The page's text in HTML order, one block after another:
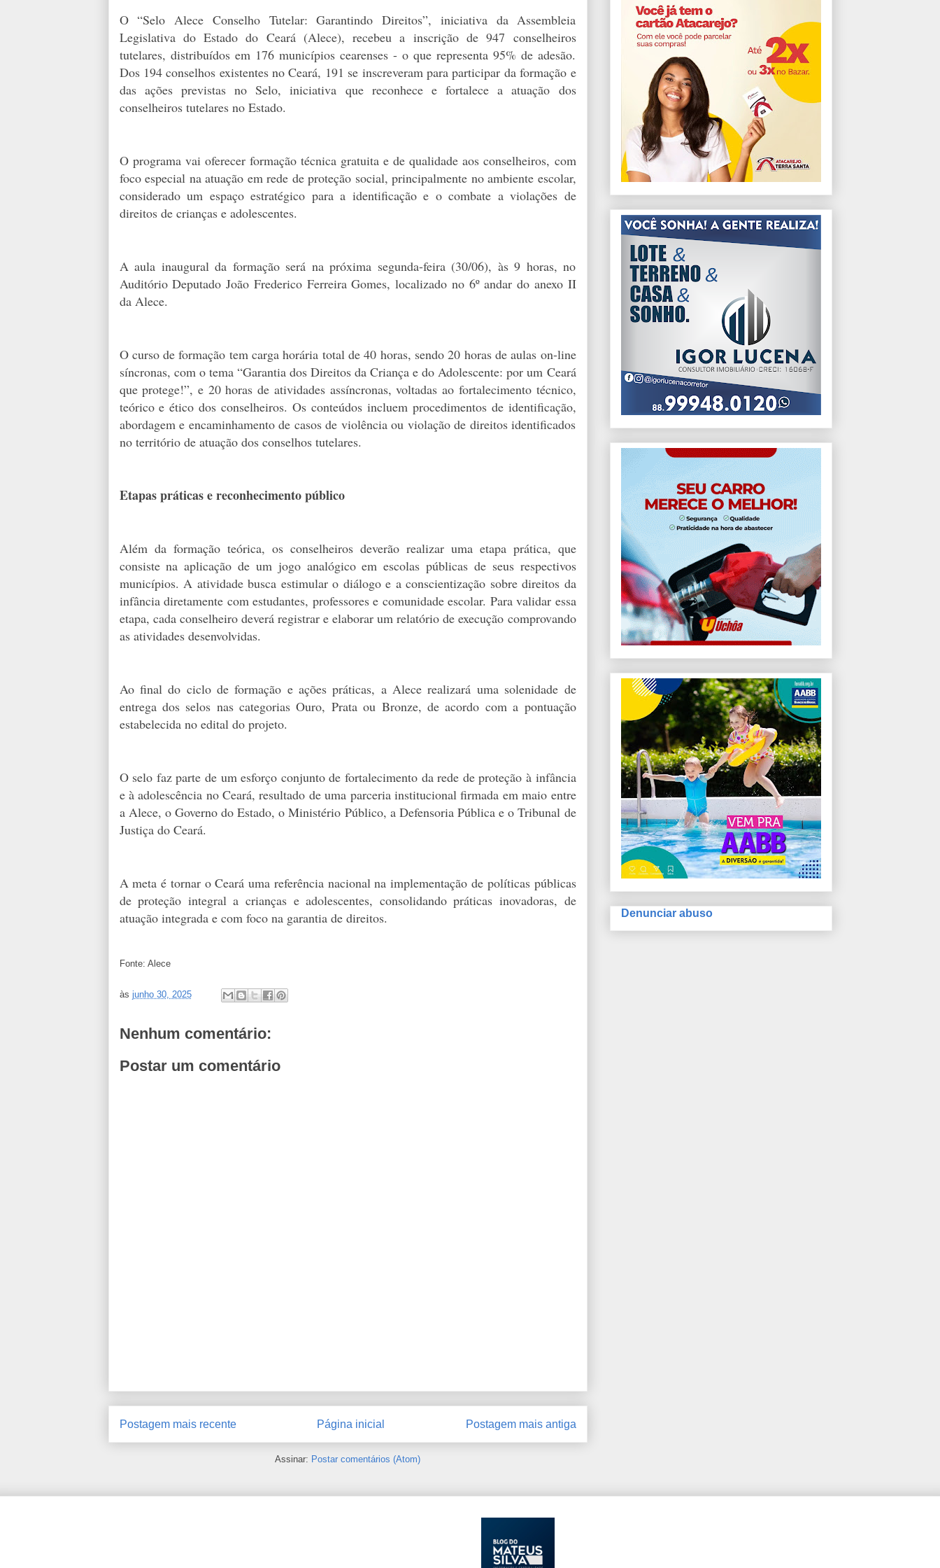
O “Selo Alece Conselho Tutelar: Garantindo Direitos”, iniciativa da Assembleia
Legislativa do Estado do Ceará (Alece), recebeu a inscrição de 947 conselheiros
tutelares, distribuídos em 176 municípios cearenses - o que representa 95% de adesão.
Dos 194 conselhos existentes no Ceará, 191 se inscreveram para participar da formação e
das ações previstas no Selo, iniciativa que reconhece e fortalece a atuação dos
conselheiros tutelares no Estado.
O programa vai oferecer formação técnica gratuita e de qualidade aos conselheiros, com
foco especial na atuação em rede de proteção social, principalmente no ambiente escolar,
considerado um espaço estratégico para a identificação e o combate a violações de
direitos de crianças e adolescentes.
A aula inaugural da formação será na próxima segunda-feira (30/06), às 9 horas, no
Auditório Deputado João Frederico Ferreira Gomes, localizado no 6º andar do anexo II
da Alece.
O curso de formação tem carga horária total de 40 horas, sendo 20 horas de aulas on-line
síncronas, com o tema “Garantia dos Direitos da Criança e do Adolescente: por um Ceará
que protege!”, e 20 horas de atividades assíncronas, voltadas ao fortalecimento técnico,
teórico e ético dos conselheiros. Os conteúdos incluem procedimentos de identificação,
abordagem e encaminhamento de casos de violência ou violação de direitos identificados
no território de atuação dos conselhos tutelares.
Etapas práticas e reconhecimento público
Além da formação teórica, os conselheiros deverão realizar uma etapa prática, que
consiste na aplicação de um jogo analógico em escolas públicas de seus respectivos
municípios. A atividade busca estimular o diálogo e a conscientização sobre direitos da
infância diretamente com estudantes, professores e comunidade escolar. Para validar essa
etapa, cada conselheiro deverá registrar e elaborar um relatório de execução comprovando
as atividades desenvolvidas.
Ao final do ciclo de formação e ações práticas, a Alece realizará uma solenidade de
entrega dos selos nas categorias Ouro, Prata ou Bronze, de acordo com a pontuação
estabelecida no edital do projeto.
O selo faz parte de um esforço conjunto de fortalecimento da rede de proteção à infância
e à adolescência no Ceará, resultado de uma parceria institucional firmada em maio entre
a Alece, o Governo do Estado, o Ministério Público, a Defensoria Pública e o Tribunal de
Justiça do Ceará.
A meta é tornar o Ceará uma referência nacional na implementação de políticas públicas
de proteção integral a crianças e adolescentes, consolidando práticas inovadoras, de
atuação integrada e com foco na garantia de direitos.
Fonte: Alece
às junho 30, 2025
Nenhum comentário:
Postar um comentário
Postagem mais recente Postagem mais antiga
Página inicial
Assinar: Postar comentários (Atom)
Denunciar abuso